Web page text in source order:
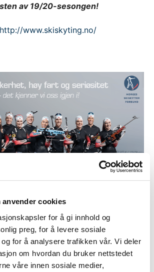
anvender cookies
for å gi innhold og
preg, for å levere sosiale
for å analysere trafikken vår. Vi deler
om hvordan du bruker nettstedet
våre innen sosiale medier,
av 19/20-sesongen!
http://www.skiskyting.no/